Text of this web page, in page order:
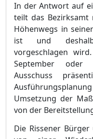
In der Antwort auf
teilt das
Höhenwegs in
ist und
vorgeschlagen
September oder
Ausschuss
Umsetzung der
von der
Die Rissener